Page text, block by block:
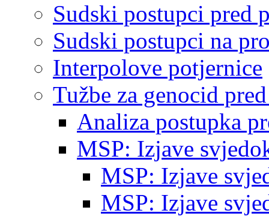
Sudski postupci pred
Sudski postupci na
Interpolove potjernice
Tužbe za genocid
Analiza postupka
MSP: Izjave
MSP: Izjave
MSP: Izjave